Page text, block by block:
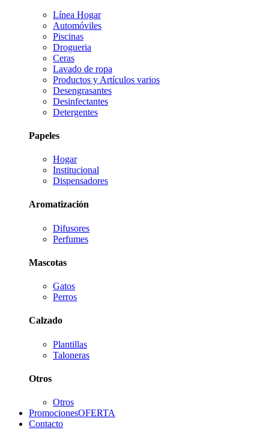
Línea Hogar
Automóviles
Piscinas
Drogueria
Ceras
Lavado de ropa
Productos y Artículos varios
Desengrasantes
Desinfectantes
Detergentes
Papeles
Hogar
Institucional
Dispensadores
Aromatización
Difusores
Perfumes
Mascotas
Gatos
Perros
Calzado
Plantillas
Taloneras
Otros
Otros
PromocionesOFERTA
Contacto